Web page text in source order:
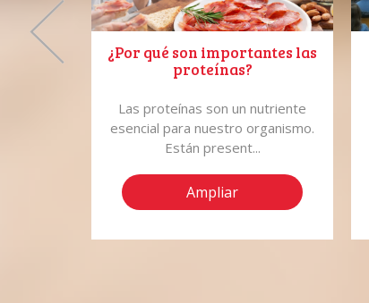
¿Por qué son importantes las
proteínas?
Las proteínas son un nutriente
esencial para nuestro organismo.
Están present...
Ampliar